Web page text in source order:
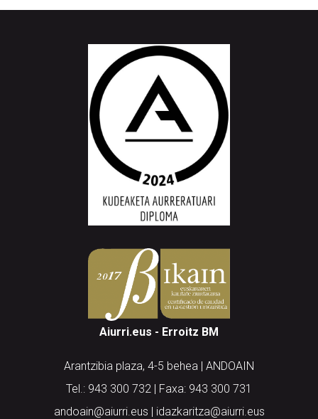
Aiurri.eus - Erroitz BM
Arantzibia plaza, 4-5 behea | ANDOAIN
Tel.: 943 300 732 | Faxa: 943 300 731
andoain@aiurri.eus | idazkaritza@aiurri.eus